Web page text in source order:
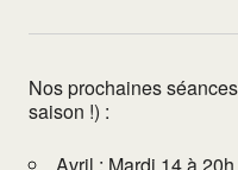
Nos prochaines
saison !) :
Avril : Mardi 14 à